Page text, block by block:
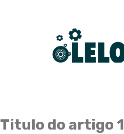
Titulo do artigo 1